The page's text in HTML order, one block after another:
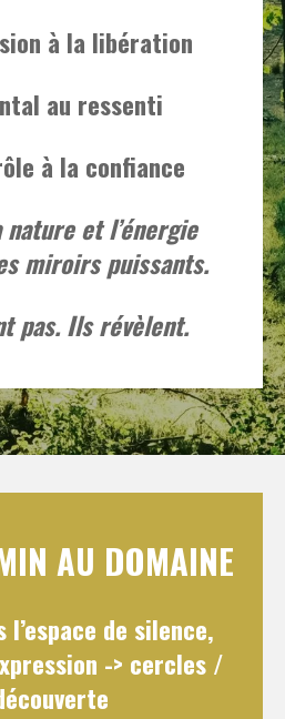
à la libération
au ressenti
à la confiance
nature et l’énergie
miroirs puissants.
pas. Ils révèlent.
AU DOMAINE
l’espace de silence,
-> cercles /